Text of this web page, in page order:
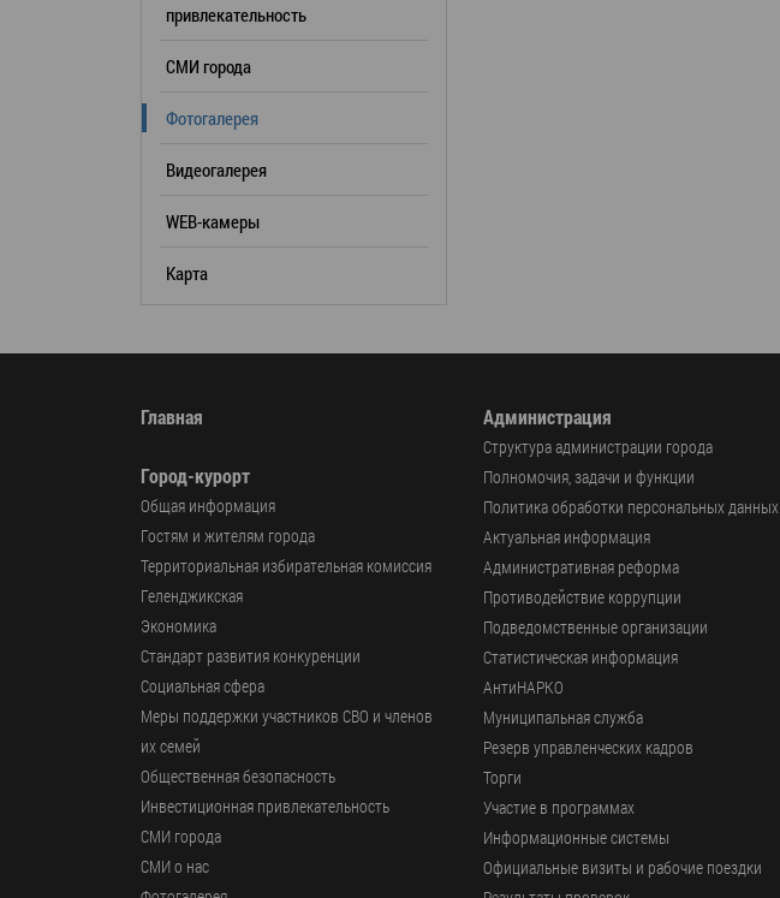
привлекательность
СМИ города
Фотогалерея
Видеогалерея
WEB-камеры
Карта
Главная
Город-курорт
Общая информация
Гостям и жителям города
Территориальная избирательная комиссия
Геленджикcкая
Экономика
Стандарт развития конкуренции
Социальная сфера
Меры поддержки участников СВО и членов
их семей
Общественная безопасность
Инвестиционная привлекательность
СМИ города
СМИ о нас
Администрация
Структура администрации города
Полномочия, задачи и функции
Политика обработки персональных данных
Актуальная информация
Административная реформа
Противодействие коррупции
Подведомственные организации
Статистическая информация
АнтиНАРКО
Муниципальная служба
Резерв управленческих кадров
Торги
Участие в программах
Информационные системы
Официальные визиты и рабочие поездки